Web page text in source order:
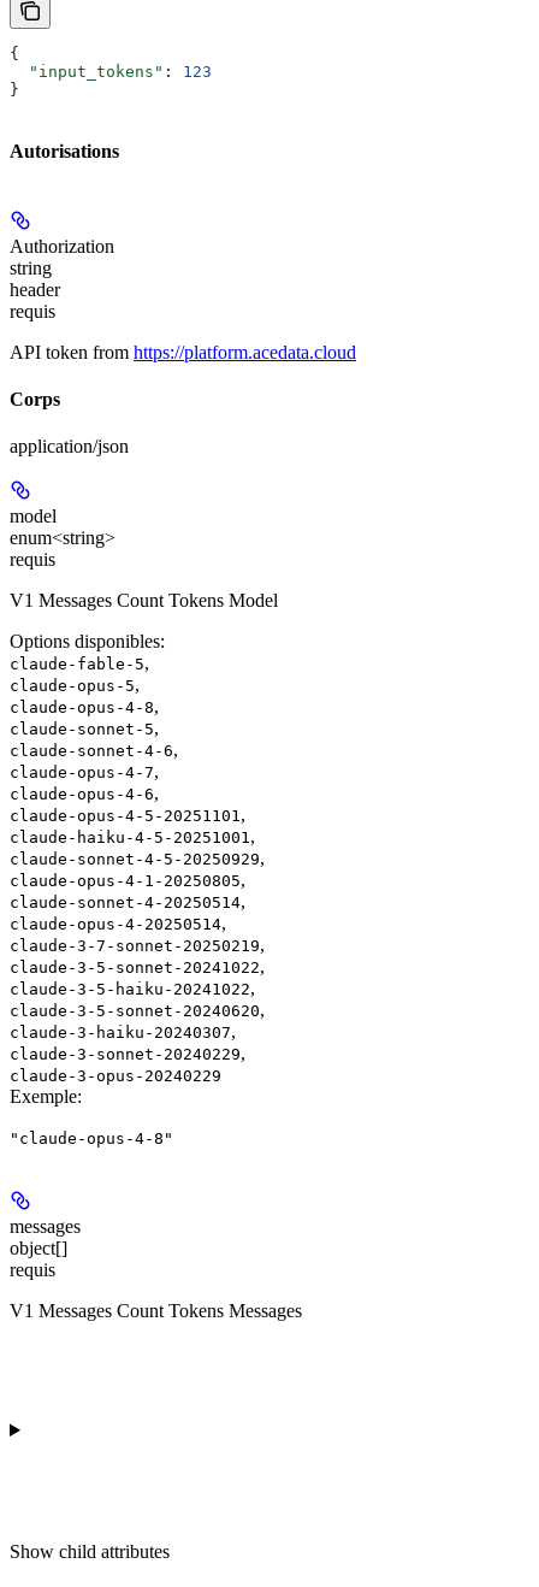
{
  "input_tokens"
: 123
}
Autorisations
Authorization
string
header
requis
API token from https://platform.acedata.cloud
Corps
application/json
model
enum<string>
requis
V1 Messages Count Tokens Model
Options disponibles:
claude-fable-5,
claude-opus-5,
claude-opus-4-8,
claude-sonnet-5,
claude-sonnet-4-6,
claude-opus-4-7,
claude-opus-4-6,
claude-opus-4-5-20251101,
claude-haiku-4-5-20251001,
claude-sonnet-4-5-20250929,
claude-opus-4-1-20250805,
claude-sonnet-4-20250514,
claude-opus-4-20250514,
claude-3-7-sonnet-20250219,
claude-3-5-sonnet-20241022,
claude-3-5-haiku-20241022,
claude-3-5-sonnet-20240620,
claude-3-haiku-20240307,
claude-3-sonnet-20240229,
claude-3-opus-20240229
Exemple:
"claude-opus-4-8"
messages
object[]
requis
V1 Messages Count Tokens Messages
Show child attributes